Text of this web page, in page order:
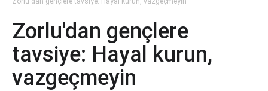
Zorlu'dan gençlere
tavsiye: Hayal kurun,
vazgeçmeyin